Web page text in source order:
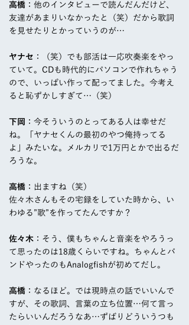
高橋 ：他のインタビューで読んだんだけど、
友達があまりいなかったと（笑）だから歌詞
を見せたりとかっていうのが…
ヤナセ ：（笑）でも部活は一応吹奏楽をやっ
ていて。CDも時代的にパソコンで作れちゃう
ので、いっぱい作って配ってました。今考え
ると恥ずかしすぎて…（笑）
下岡 ：今そういうのとってある人は幸せだ
ね。「ヤナセくんの最初のやつ俺持ってる
よ」みたいな。メルカリで1万円とかで出るだ
ろうな。
高橋 ：出ますね（笑）
佐々木さんもその宅録をしていた時から、い
わゆる”歌”を作ってたんですか？
佐々木 ：そう、僕もちゃんと音楽をやろうっ
て思ったのは18歳くらいですね。ちゃんとバ
ンドやったのもAnalogfishが初めてだし。
高橋 ：なるほど。では現時点の話でいいんで
すが、その歌詞、言葉の立ち位置…何て言っ
たらいいんだろうなあ…ずばりどういうつも